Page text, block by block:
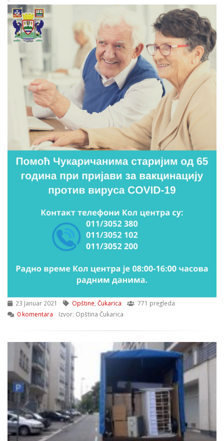
23 Januar 2021 Opštine Čukarica
771 pregleda
0 komentara
Izvor: Opština Čukarica